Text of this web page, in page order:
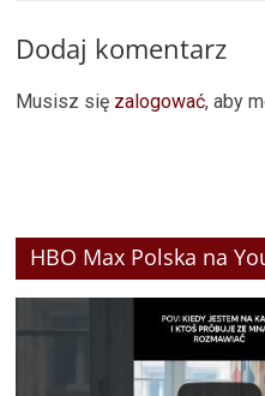
Dodaj komentarz
Musisz się zalogować, aby
HBO Max Polska na